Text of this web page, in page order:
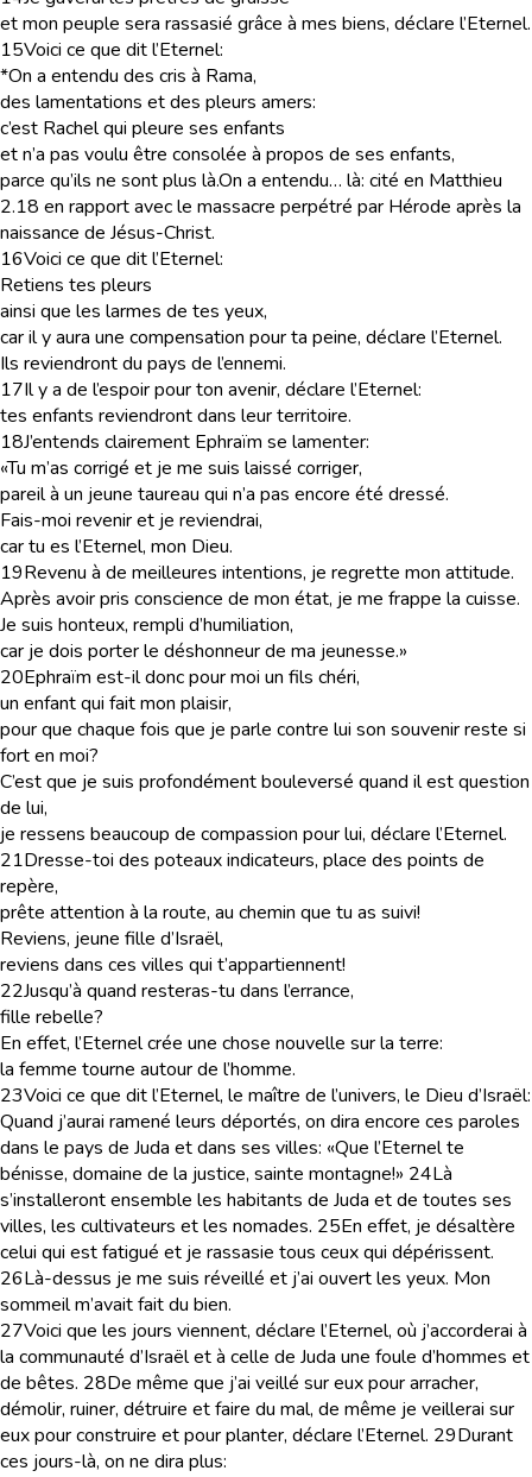
et mon peuple sera rassasié grâce à mes biens, déclare l’Eternel.
15Voici ce que dit l’Eternel:
*On a entendu des cris à Rama,
des lamentations et des pleurs amers:
c’est Rachel qui pleure ses enfants
et n’a pas voulu être consolée à propos de ses enfants,
parce qu’ils ne sont plus là.On a entendu… là: cité en Matthieu
2.18 en rapport avec le massacre perpétré par Hérode après la
naissance de Jésus-Christ.
16Voici ce que dit l’Eternel:
Retiens tes pleurs
ainsi que les larmes de tes yeux,
car il y aura une compensation pour ta peine, déclare l’Eternel.
Ils reviendront du pays de l’ennemi.
17Il y a de l’espoir pour ton avenir, déclare l’Eternel:
tes enfants reviendront dans leur territoire.
18J’entends clairement Ephraïm se lamenter:
«Tu m’as corrigé et je me suis laissé corriger,
pareil à un jeune taureau qui n’a pas encore été dressé.
Fais-moi revenir et je reviendrai,
car tu es l’Eternel, mon Dieu.
19Revenu à de meilleures intentions, je regrette mon attitude.
Après avoir pris conscience de mon état, je me frappe la cuisse.
Je suis honteux, rempli d’humiliation,
car je dois porter le déshonneur de ma jeunesse.»
20Ephraïm est-il donc pour moi un fils chéri,
un enfant qui fait mon plaisir,
pour que chaque fois que je parle contre lui son souvenir reste si
fort en moi?
C’est que je suis profondément bouleversé quand il est question
de lui,
je ressens beaucoup de compassion pour lui, déclare l’Eternel.
21Dresse-toi des poteaux indicateurs, place des points de
repère,
prête attention à la route, au chemin que tu as suivi!
Reviens, jeune fille d’Israël,
reviens dans ces villes qui t’appartiennent!
22Jusqu’à quand resteras-tu dans l’errance,
fille rebelle?
En effet, l’Eternel crée une chose nouvelle sur la terre:
la femme tourne autour de l’homme.
23Voici ce que dit l’Eternel, le maître de l’univers, le Dieu d’Israël:
Quand j’aurai ramené leurs déportés, on dira encore ces paroles
dans le pays de Juda et dans ses villes: «Que l’Eternel te
bénisse, domaine de la justice, sainte montagne!» 24Là
s’installeront ensemble les habitants de Juda et de toutes ses
villes, les cultivateurs et les nomades. 25En effet, je désaltère
celui qui est fatigué et je rassasie tous ceux qui dépérissent.
26Là-dessus je me suis réveillé et j’ai ouvert les yeux. Mon
sommeil m’avait fait du bien.
27Voici que les jours viennent, déclare l’Eternel, où j’accorderai à
la communauté d’Israël et à celle de Juda une foule d’hommes et
de bêtes. 28De même que j’ai veillé sur eux pour arracher,
démolir, ruiner, détruire et faire du mal, de même je veillerai sur
eux pour construire et pour planter, déclare l’Eternel. 29Durant
ces jours-là, on ne dira plus: